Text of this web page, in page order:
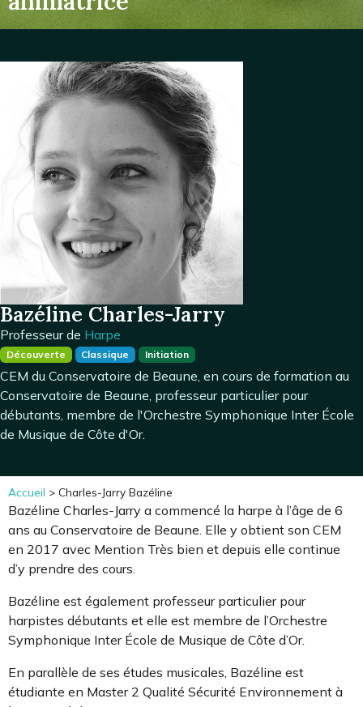
Bazéline Charles-Jarry
Professeur de Harpe
Découverte Classique Initiation
CEM du Conservatoire de Beaune, en cours de formation au
Conservatoire de Beaune, professeur particulier pour
débutants, membre de l'Orchestre Symphonique Inter École
de Musique de Côte d'Or.
Accueil > Charles-Jarry Bazéline
Bazéline Charles-Jarry a commencé la harpe à l’âge de 6
ans au Conservatoire de Beaune. Elle y obtient son CEM
en 2017 avec Mention Très bien et depuis elle continue
d’y prendre des cours.
Bazéline est également professeur particulier pour
harpistes débutants et elle est membre de l’Orchestre
Symphonique Inter École de Musique de Côte d’Or.
En parallèle de ses études musicales, Bazéline est
étudiante en Master 2 Qualité Sécurité Environnement à